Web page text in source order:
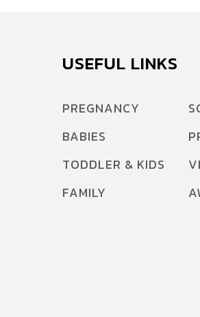
USEFUL LINKS
PREGNANCY
BABIES
TODDLER & KIDS
FAMILY